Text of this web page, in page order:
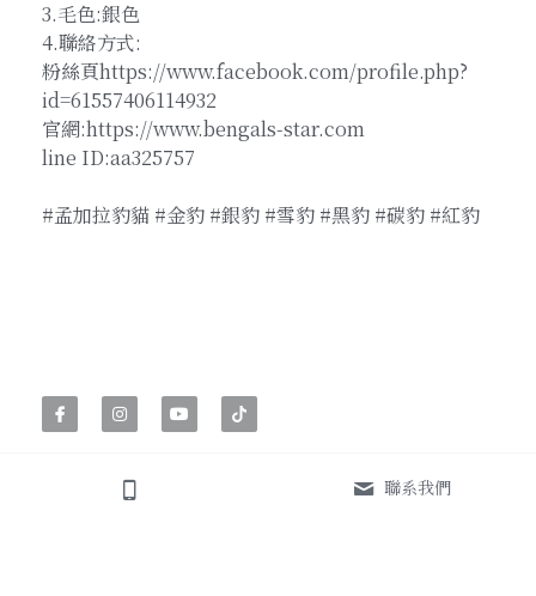
3.毛色:銀色
4.聯絡方式:
粉絲頁https://www.facebook.com/profile.php?
id=61557406114932
官網:https://www.bengals-star.com
line ID:aa325757
#孟加拉豹貓 #金豹 #銀豹 #雪豹 #黑豹 #碳豹 #紅豹
聯系我們